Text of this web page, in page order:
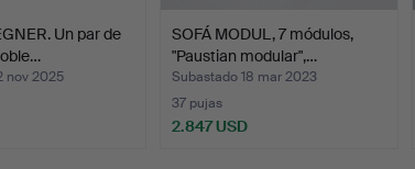
Un par de
nov 2025
SOFÁ MODUL, 7 módulos,
"Paustian modular",…
Subastado 18 mar 2023
37 pujas
2.847 USD